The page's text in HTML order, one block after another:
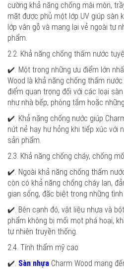
cường khả năng chống mài mòn,
mặt được phủ một lớp UV giúp sàn
lớp vân gỗ và mang lại vẻ ngoài tự
phẩm.
2.2. Khả năng chống thấm nước
✔️. Một trong những ưu điểm lớn
Wood là khả năng chống thấm
điểm quan trọng đối với các loại
như nhà bếp, phòng tắm hoặc
✔️. Khả năng chống nước giúp
nứt nẻ hay hư hỏng khi tiếp xúc với
sản phẩm.
2.3. Khả năng chống cháy, chống
✔️. Ngoài khả năng chống thấm
còn có khả năng chống cháy lan,
gian sống, đặc biệt trong những
✔️. Bên cạnh đó, vật liệu nhựa và
phẩm không bị mối mọt phá hoại,
tự nhiên truyền thống.
2.4. Tính thẩm mỹ cao
✔️. Sàn nhựa Charm Wood mang